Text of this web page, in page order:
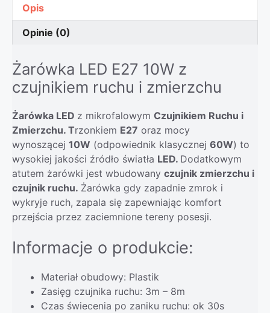
Opis
Opinie (0)
Żarówka LED E27 10W z
czujnikiem ruchu i zmierzchu
Żarówka LED z mikrofalowym Czujnikiem Ruchu i
Zmierzchu. Trzonkiem E27 oraz mocy
wynoszącej 10W (odpowiednik klasycznej 60W) to
wysokiej jakości źródło światła LED. Dodatkowym
atutem żarówki jest wbudowany czujnik zmierzchu i
czujnik ruchu. Żarówka gdy zapadnie zmrok i
wykryje ruch, zapala się zapewniając komfort
przejścia przez zaciemnione tereny posesji.
Informacje o produkcie:
Materiał obudowy: Plastik
Zasięg czujnika ruchu: 3m – 8m
Czas świecenia po zaniku ruchu: ok 30s